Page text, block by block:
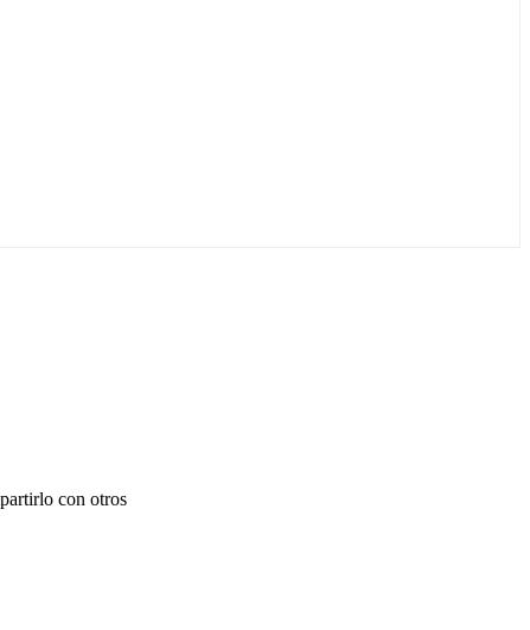
con otros